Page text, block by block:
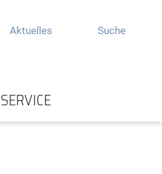
Aktuelles Suche
SERVICE